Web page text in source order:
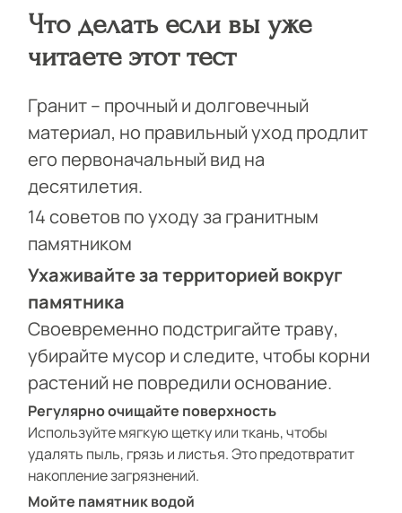
О КОМПАНИИ
ИНФОРМАЦИЯ
КОНТАКТЫ
Что делать если вы уже
читаете этот тест
Гранит – прочный и долговечный
материал, но правильный уход продлит
его первоначальный вид на
десятилетия.
14 советов по уходу за гранитным
памятником
Ухаживайте за территорией вокруг
памятника
Своевременно подстригайте траву,
убирайте мусор и следите, чтобы корни
растений не повредили основание.
Регулярно очищайте поверхность
Используйте мягкую щетку или ткань, чтобы
удалять пыль, грязь и листья. Это предотвратит
накопление загрязнений.
Мойте памятник водой